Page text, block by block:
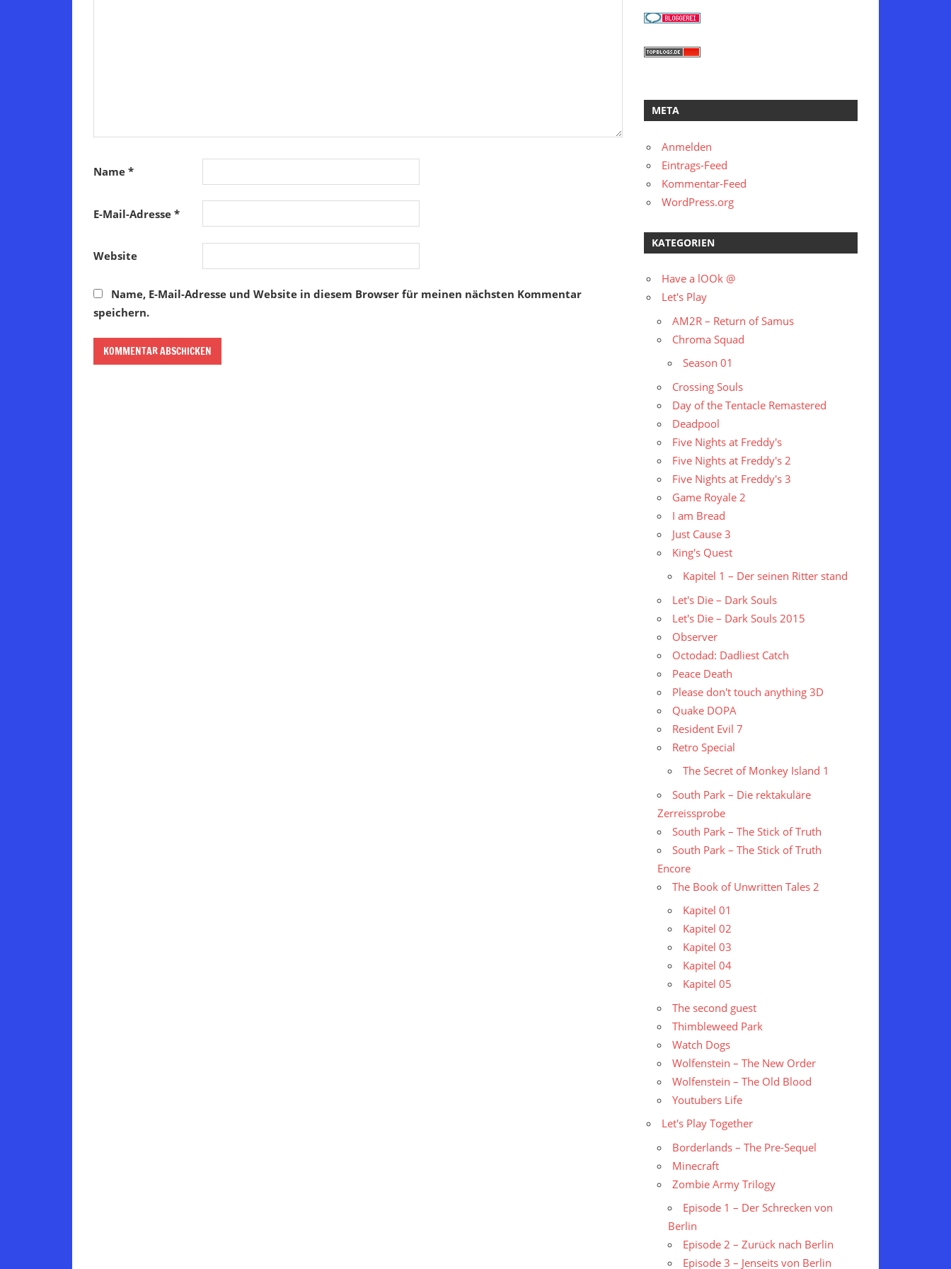
Name *
E-Mail-Adresse *
Website
Name, E-Mail-Adresse und Website in diesem Browser für meinen nächsten Kommentar
speichern.
META
Anmelden
Eintrags-Feed
Kommentar-Feed
WordPress.org
KATEGORIEN
Have a lOOk @
Let's Play
AM2R – Return of Samus
Chroma Squad
Season 01
Crossing Souls
Day of the Tentacle Remastered
Deadpool
Five Nights at Freddy's
Five Nights at Freddy's 2
Five Nights at Freddy's 3
Game Royale 2
I am Bread
Just Cause 3
King's Quest
Kapitel 1 – Der seinen Ritter stand
Let's Die – Dark Souls
Let's Die – Dark Souls 2015
Observer
Octodad: Dadliest Catch
Peace Death
Please don't touch anything 3D
Quake DOPA
Resident Evil 7
Retro Special
The Secret of Monkey Island 1
South Park – Die rektakuläre
Zerreissprobe
South Park – The Stick of Truth
South Park – The Stick of Truth
Encore
The Book of Unwritten Tales 2
Kapitel 01
Kapitel 02
Kapitel 03
Kapitel 04
Kapitel 05
The second guest
Thimbleweed Park
Watch Dogs
Wolfenstein – The New Order
Wolfenstein – The Old Blood
Youtubers Life
Let's Play Together
Borderlands – The Pre-Sequel
Minecraft
Zombie Army Trilogy
Episode 1 – Der Schrecken von
Berlin
Episode 2 – Zurück nach Berlin
Episode 3 – Jenseits von Berlin